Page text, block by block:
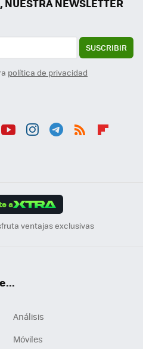
SUSCRIBIR
política de privacidad
a
ventajas exclusivas
Análisis
Móviles